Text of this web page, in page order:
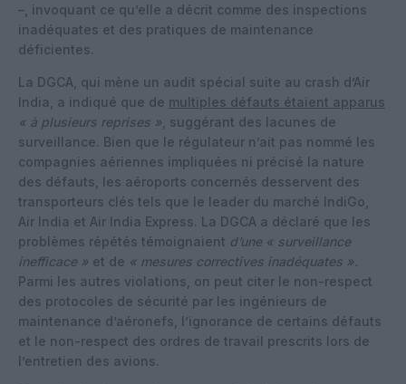
–, invoquant ce qu’elle a décrit comme des inspections
inadéquates et des pratiques de maintenance
déficientes.
La DGCA, qui mène un audit spécial suite au crash d’Air
India, a indiqué que de multiples défauts étaient apparus
« à plusieurs reprises » , suggérant des lacunes de
surveillance. Bien que le régulateur n’ait pas nommé les
compagnies aériennes impliquées ni précisé la nature
des défauts, les aéroports concernés desservent des
transporteurs clés tels que le leader du marché IndiGo,
Air India et Air India Express. La DGCA a déclaré que les
problèmes répétés témoignaient d’une « surveillance
inefficace » et de « mesures correctives inadéquates ».
Parmi les autres violations, on peut citer le non-respect
des protocoles de sécurité par les ingénieurs de
maintenance d’aéronefs, l’ignorance de certains défauts
et le non-respect des ordres de travail prescrits lors de
l’entretien des avions.